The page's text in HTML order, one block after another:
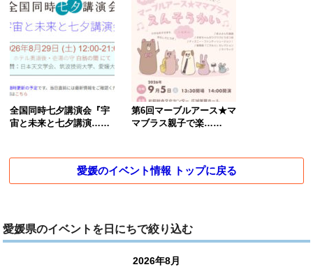
全国同時七夕講演会『宇
宙と未来と七夕講演……
第6回マーブルアース★マ
マブラス親子で楽……
愛媛のイベント情報 トップに戻る
愛媛県のイベントを日にちで絞り込む
2026年8月